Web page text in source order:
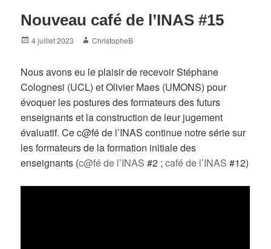
Nouveau café de l’INAS #15
Posted
4 juillet 2023 Author
ChristopheB
Nous avons eu le plaisir de recevoir Stéphane
Colognesi (UCL) et Olivier Maes (UMONS) pour
évoquer les postures des formateurs des futurs
enseignants et la construction de leur jugement
évaluatif. Ce c@fé de l’INAS continue notre série sur
les formateurs de la formation initiale des
enseignants (c@fé de l’INAS #2 ;café de l’INAS #12)